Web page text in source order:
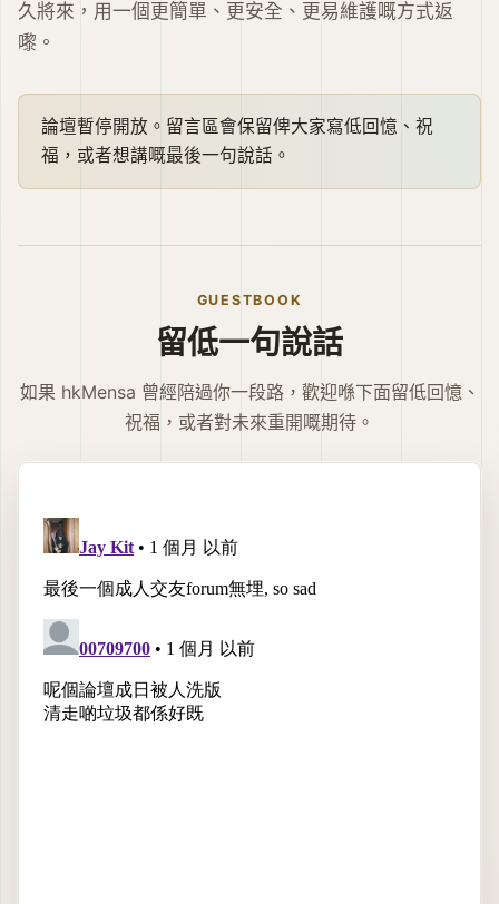
久將來，用一個更簡單、更安全、更易維護嘅方式返
嚟。
論壇暫停開放。留言區會保留俾大家寫低回憶、祝
福，或者想講嘅最後一句說話。
GUESTBOOK
留低一句說話
如果 hkMensa 曾經陪過你一段路，歡迎喺下面留低回憶、
祝福，或者對未來重開嘅期待。